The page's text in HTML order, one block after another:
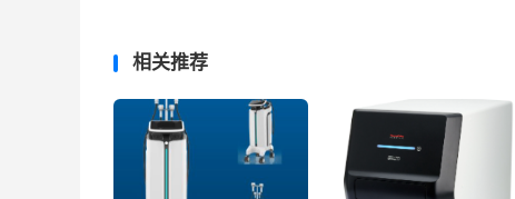
相关推荐